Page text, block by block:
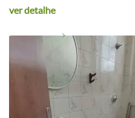
ver detalhe